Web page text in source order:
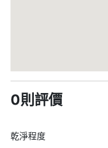
0則評價
乾淨程度